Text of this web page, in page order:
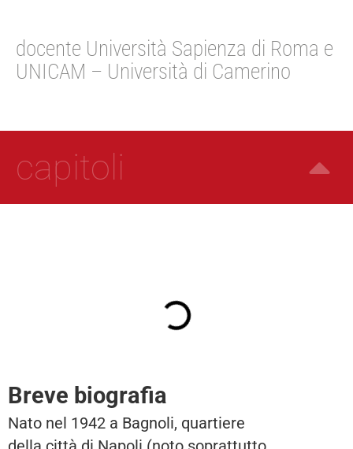
docente Università Sapienza di Roma e
UNICAM – Università di Camerino
capitoli
Breve biografia
Nato nel 1942 a Bagnoli, quartiere